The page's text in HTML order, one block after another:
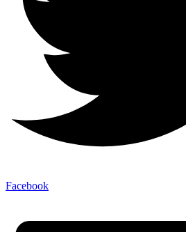
Facebook